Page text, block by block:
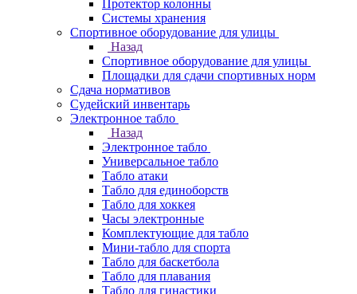
Протектор колонны
Системы хранения
Спортивное оборудование для улицы
Назад
Спортивное оборудование для улицы
Площадки для сдачи спортивных норм
Сдача нормативов
Судейский инвентарь
Электронное табло
Назад
Электронное табло
Универсальное табло
Табло атаки
Табло для единоборств
Табло для хоккея
Часы электронные
Комплектующие для табло
Мини-табло для спорта
Табло для баскетбола
Табло для плавания
Табло для гинастики